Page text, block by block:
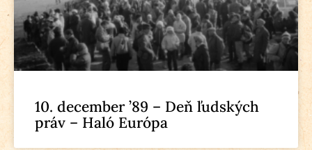
10. december ’89 – Deň ľudských
práv – Haló Európa